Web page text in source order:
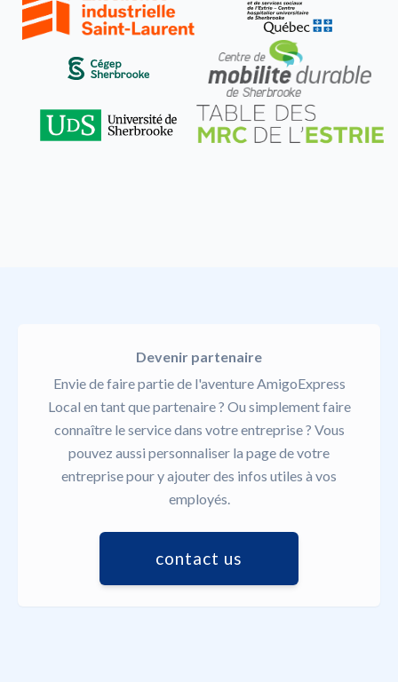
Devenir partenaire
Envie de faire partie de l'aventure AmigoExpress
Local en tant que partenaire ? Ou simplement faire
connaître le service dans votre entreprise ? Vous
pouvez aussi personnaliser la page de votre
entreprise pour y ajouter des infos utiles à vos
employés.
contact us